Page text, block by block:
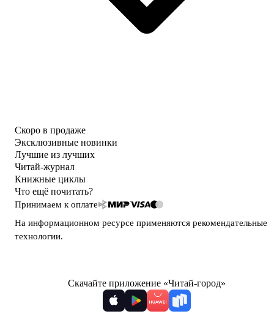
Скоро в продаже
Эксклюзивные новинки
Лучшие из лучших
Читай-журнал
Книжные циклы
Что ещё почитать?
Принимаем к оплате
На информационном ресурсе применяются рекомендательные
технологии.
Скачайте приложение «Читай-город»